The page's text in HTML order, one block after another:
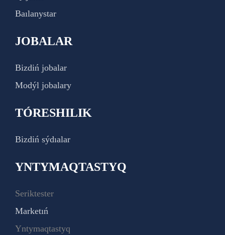
Baılanystar
JOBALAR
Bizdiń jobalar
Modýl jobalary
TÓRESHILIK
Bizdiń sýdıalar
YNTYMAQTASTYQ
Seriktester
Marketıń
Yntymaqtastyq